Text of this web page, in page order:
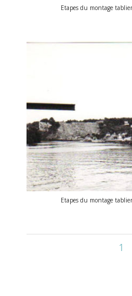
Etapes du montage
Etapes du montage
1